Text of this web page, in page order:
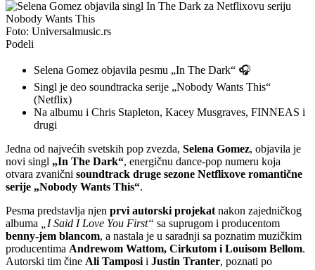
Foto: Universalmusic.rs
Podeli
Selena Gomez objavila pesmu „In The Dark“ 🎧
Singl je deo soundtracka serije „Nobody Wants This“
(Netflix)
Na albumu i Chris Stapleton, Kacey Musgraves, FINNEAS i
drugi
Jedna od najvećih svetskih pop zvezda, Selena Gomez, objavila je
novi singl „In The Dark“, energičnu dance-pop numeru koja
otvara zvanični soundtrack druge sezone Netflixove romantične
serije „Nobody Wants This“.
Pesma predstavlja njen prvi autorski projekat nakon zajedničkog
albuma
„I Said I Love You First“ sa suprugom i producentom
benny-jem blancom, a nastala je u saradnji sa poznatim muzičkim
producentima Andrewom Wattom, Cirkutom i Louisom Bellom.
Autorski tim čine Ali Tamposi i Justin Tranter, poznati po